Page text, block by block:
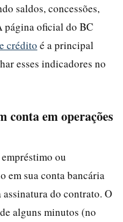
saldos, concessões,
página oficial do BC
crédito é a principal
esses indicadores no
conta em operações
ou
em sua conta bancária
assinatura do contrato. O
alguns minutos (no